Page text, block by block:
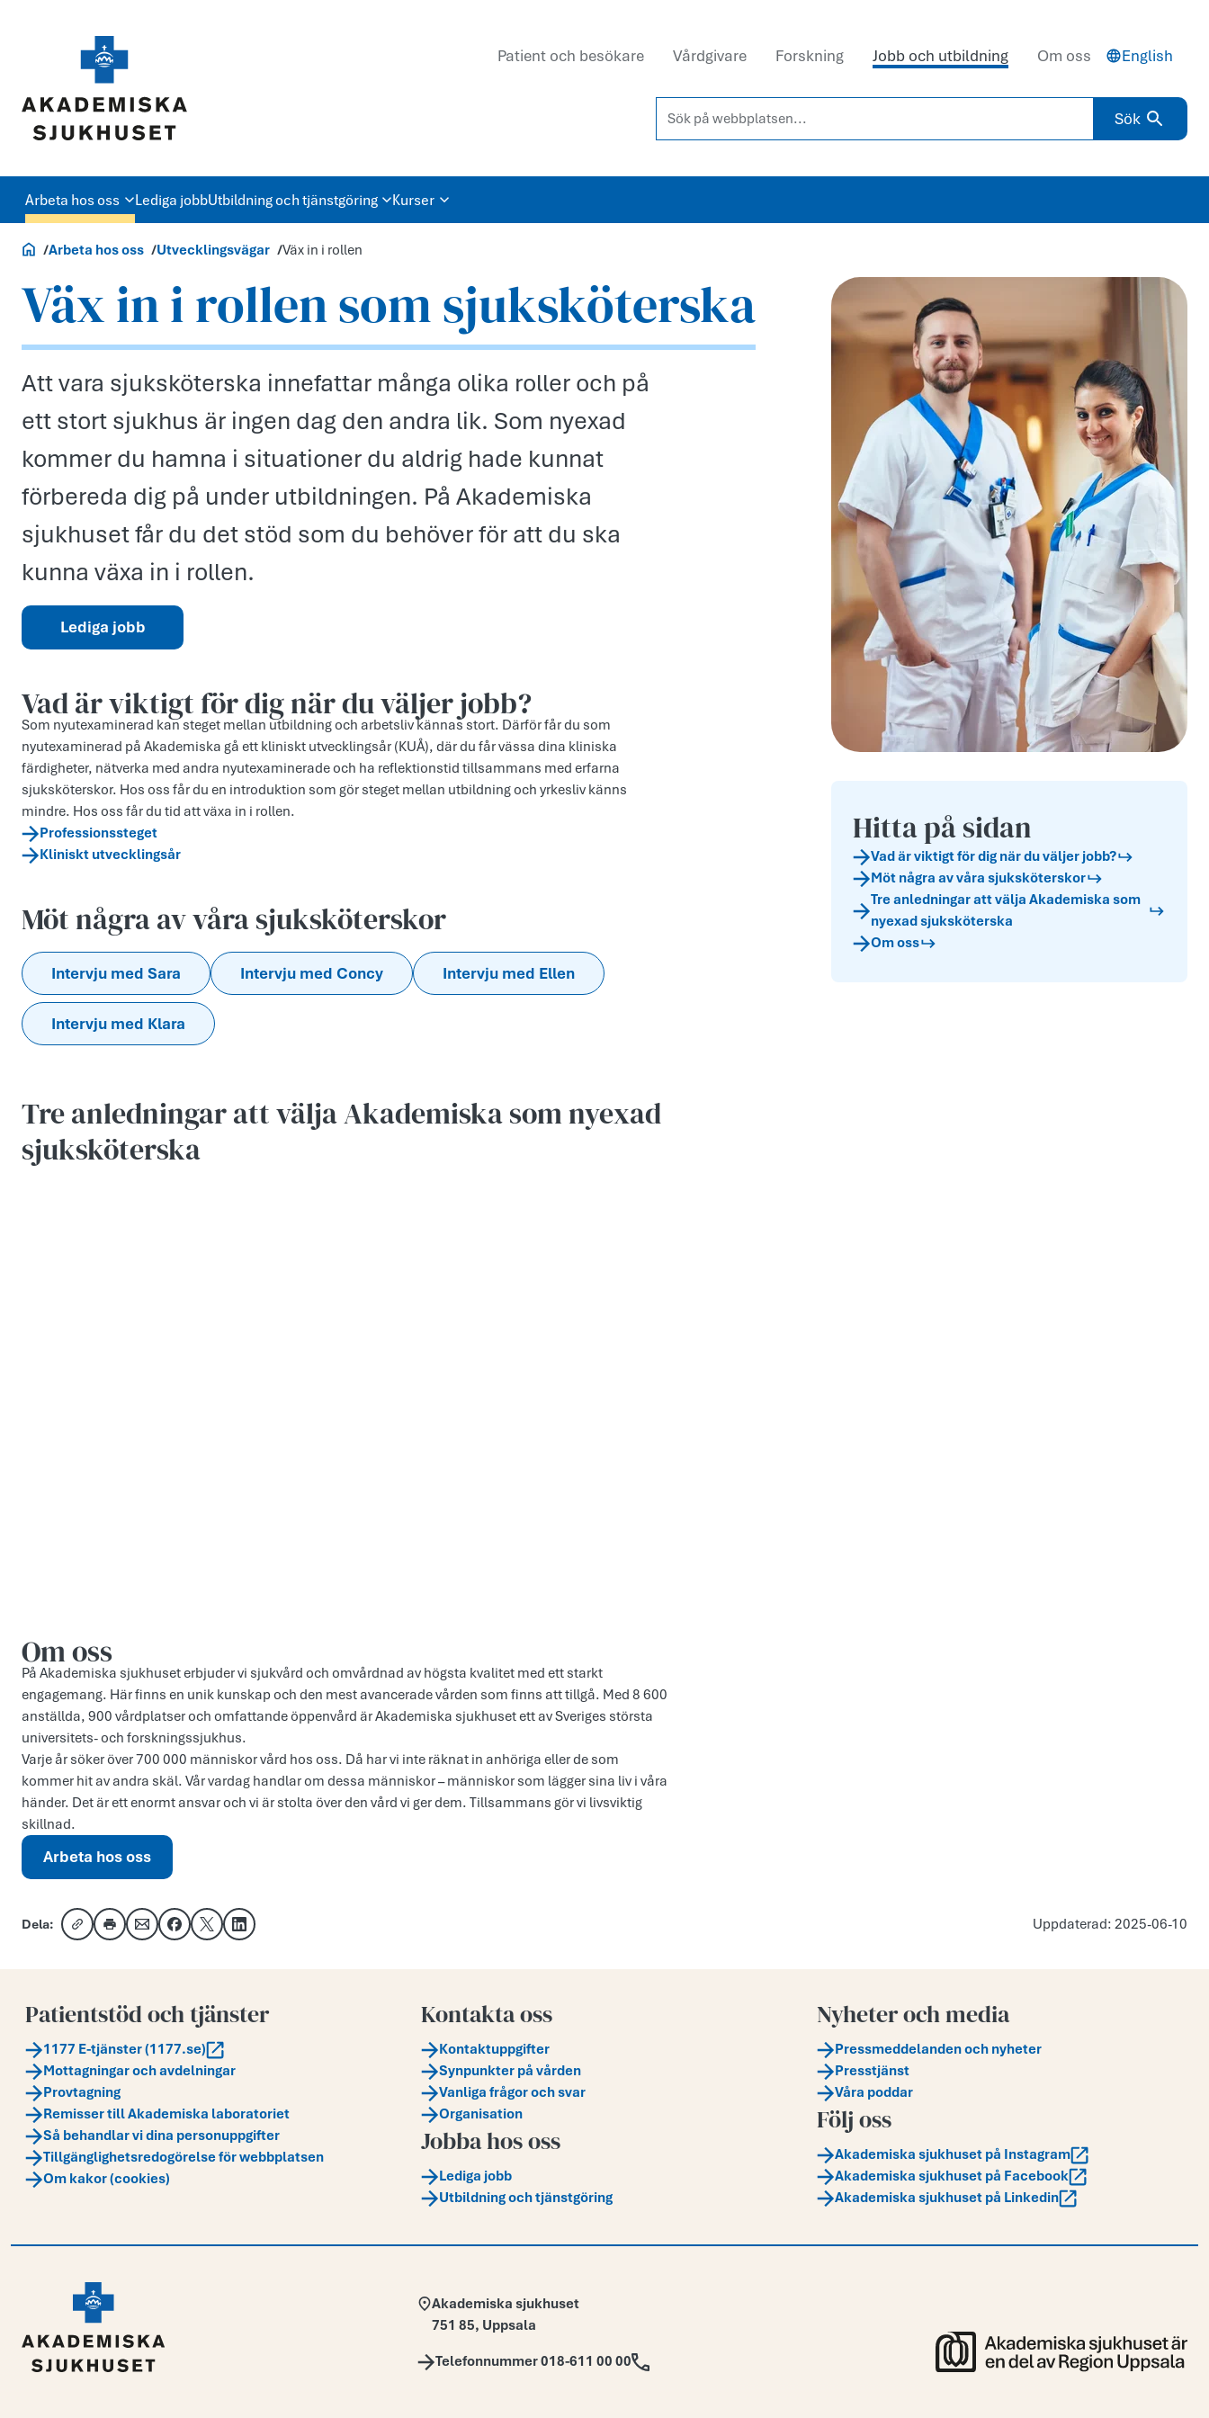
Patient och besökare Vårdgivare Forskning Jobb och utbildning Om oss English
Sök på webbplatsen...
Sök
Arbeta hos oss Lediga jobbUtbildning och tjänstgöring Kurser
Jobb och utbildning
Arbeta hos oss Utvecklingsvägar Väx in i rollen
Väx in i rollen som sjuksköterska
Att vara sjuksköterska innefattar många olika roller och på
ett stort sjukhus är ingen dag den andra lik. Som nyexad
kommer du hamna i situationer du aldrig hade kunnat
förbereda dig på under utbildningen. På Akademiska
sjukhuset får du det stöd som du behöver för att du ska
kunna växa in i rollen.
Lediga jobb
Vad är viktigt för dig när du väljer jobb?
Som nyutexaminerad kan steget mellan utbildning och arbetsliv kännas stort. Därför får du som
nyutexaminerad på Akademiska gå ett kliniskt utvecklingsår (KUÅ), där du får vässa dina kliniska
färdigheter, nätverka med andra nyutexaminerade och ha reflektionstid tillsammans med erfarna
sjuksköterskor. Hos oss får du en introduktion som gör steget mellan utbildning och yrkesliv känns
mindre. Hos oss får du tid att växa in i rollen.
Professionssteget
Kliniskt utvecklingsår
Möt några av våra sjuksköterskor
Intervju med Sara Intervju med Concy Intervju med Ellen
Intervju med Klara
Tre anledningar att välja Akademiska som nyexad
sjuksköterska
Om oss
På Akademiska sjukhuset erbjuder vi sjukvård och omvårdnad av högsta kvalitet med ett starkt
engagemang. Här finns en unik kunskap och den mest avancerade vården som finns att tillgå. Med 8 600
anställda, 900 vårdplatser och omfattande öppenvård är Akademiska sjukhuset ett av Sveriges största
universitets- och forskningssjukhus.
Varje år söker över 700 000 människor vård hos oss. Då har vi inte räknat in anhöriga eller de som
kommer hit av andra skäl. Vår vardag handlar om dessa människor – människor som lägger sina liv i våra
händer. Det är ett enormt ansvar och vi är stolta över den vård vi ger dem. Tillsammans gör vi livsviktig
skillnad.
Arbeta hos oss
Hitta på sidan
Vad är viktigt för dig när du väljer jobb?
Möt några av våra sjuksköterskor
Tre anledningar att välja Akademiska som
nyexad sjuksköterska
Om oss
Dela:
Kopiera länk
Skriv utDela via e-post
Dela på Facebook
Dela på XDela på LinkedIn
Uppdaterad: 2025-06-10
Patientstöd och tjänster
1177 E-tjänster (1177.se)
Mottagningar och avdelningar
Provtagning
Remisser till Akademiska laboratoriet
Så behandlar vi dina personuppgifter
Tillgänglighetsredogörelse för webbplatsen
Om kakor (cookies)
Kontakta oss
Kontaktuppgifter
Synpunkter på vården
Vanliga frågor och svar
Organisation
Jobba hos oss
Lediga jobb
Utbildning och tjänstgöring
Nyheter och media
Pressmeddelanden och nyheter
Presstjänst
Våra poddar
Följ oss
Akademiska sjukhuset på Instagram
Akademiska sjukhuset på Facebook
Akademiska sjukhuset på Linkedin
Adress:
Akademiska sjukhuset
751 85, Uppsala
Telefon:
Telefonnummer 018-611 00 00